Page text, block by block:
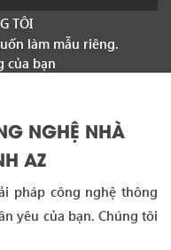
TÔI
làm mẫu riêng.
của bạn
NGHỆ NHÀ
AZ
pháp công nghệ thông
yêu của bạn. Chúng tôi